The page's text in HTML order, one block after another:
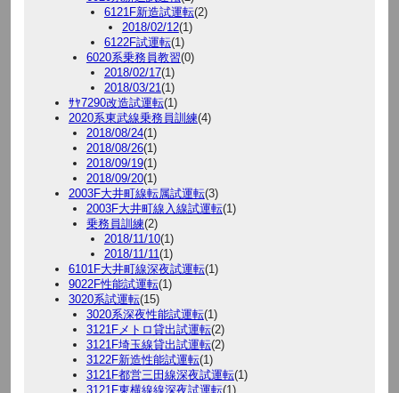
6121F新造試運転(2)
2018/02/12(1)
6122F試運転(1)
6020系乗務員教習(0)
2018/02/17(1)
2018/03/21(1)
ｻﾔ7290改造試運転(1)
2020系東武線乗務員訓練(4)
2018/08/24(1)
2018/08/26(1)
2018/09/19(1)
2018/09/20(1)
2003F大井町線転属試運転(3)
2003F大井町線入線試運転(1)
乗務員訓練(2)
2018/11/10(1)
2018/11/11(1)
6101F大井町線深夜試運転(1)
9022F性能試運転(1)
3020系試運転(15)
3020系深夜性能試運転(1)
3121Fメトロ貸出試運転(2)
3121F埼玉線貸出試運転(2)
3122F新造性能試運転(1)
3121F都営三田線深夜試運転(1)
3121F東横線線深夜試運転(1)